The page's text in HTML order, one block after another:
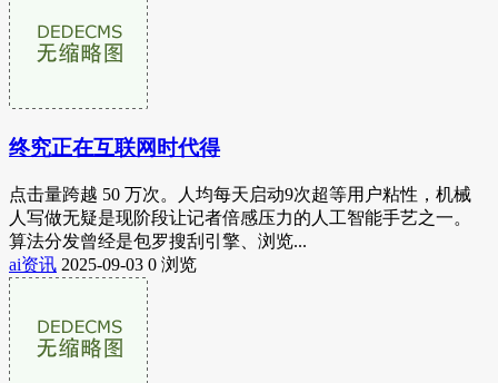
终究正在互联网时代得
点击量跨越 50 万次。人均每天启动9次超等用户粘性，机械
人写做无疑是现阶段让记者倍感压力的人工智能手艺之一。
算法分发曾经是包罗搜刮引擎、浏览...
ai资讯 2025-09-03 0 浏览